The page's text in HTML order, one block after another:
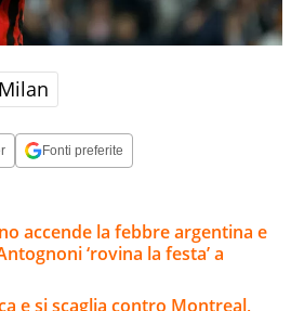
Milan
Fonti preferite
accende la febbre argentina e
‘rovina la festa’ a
e si scaglia contro Montreal,